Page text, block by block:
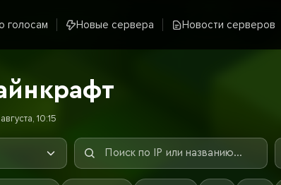
голосам Новые сервера Новости серверов
10:15